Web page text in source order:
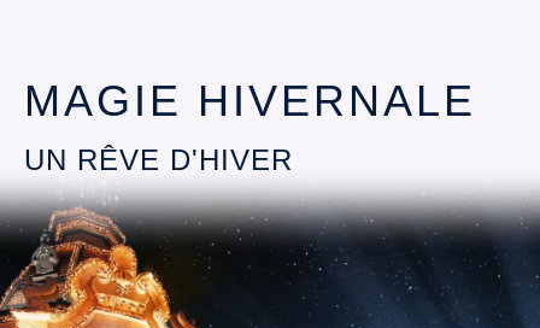
MAGIE HIVERNALE
UN RÊVE D'HIVER